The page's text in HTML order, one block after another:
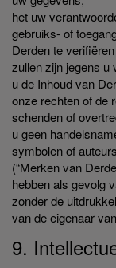
het uw
gebruiks- of
Derden te
zullen zijn jegens u
u de Inhoud van
onze rechten of de
schenden of
u geen
symbolen of
(“Merken van
hebben als gevolg
zonder de
van de eigenaar
9.